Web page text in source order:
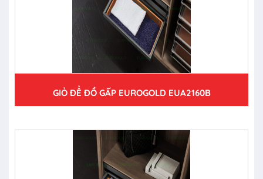
GIỎ ĐỂ ĐỒ GẤP EUROGOLD EUA2160B